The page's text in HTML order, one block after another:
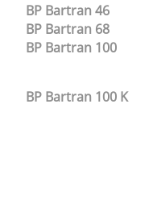
BP Bartran 46
BP Bartran 68
BP Bartran 100
BP Bartran 100 K